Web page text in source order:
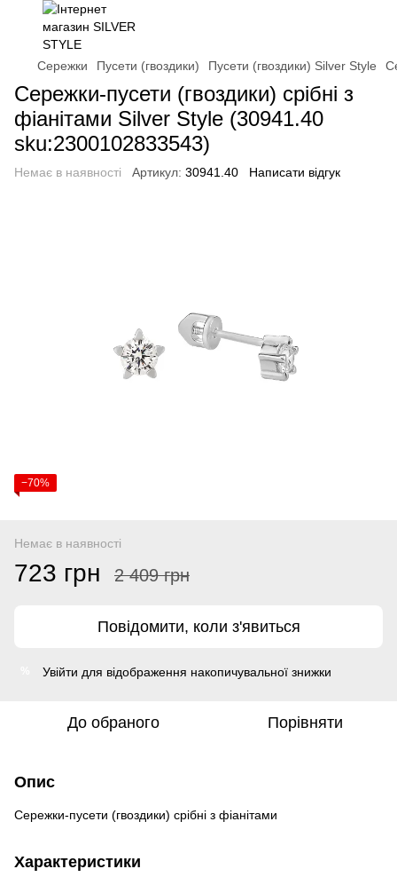
Сережки Пусети (гвоздики) Пусети (гвоздики) Silver Style
Сережки-пусети (гвоздики) срібні з
фіанітами Silver Style (30941.40
sku:2300102833543)
Немає в наявності Артикул: 30941.40 Написати відгук
−70%
Немає в наявності
723 грн 2 409 грн
Повідомити, коли з'явиться
Увійти для відображення накопичувальної знижки
До обраного Порівняти
Опис
Сережки-пусети (гвоздики) срібні з фіанітами
Характеристики